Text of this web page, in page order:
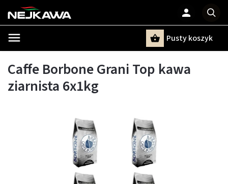
Pusty koszyk
Caffe Borbone Grani Top kawa
ziarnista 6x1kg